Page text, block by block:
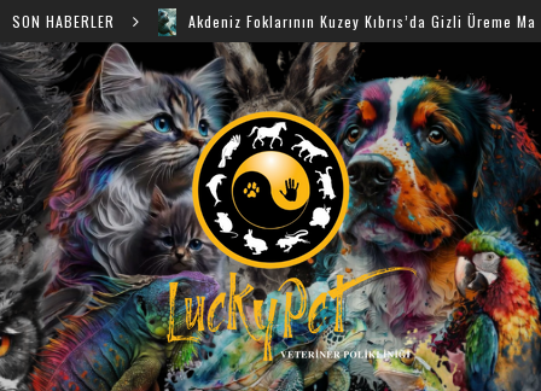
SON HABERLER Akdeniz Foklarının Kuzey Kıbrıs’da Gizli Üreme Mağaraları